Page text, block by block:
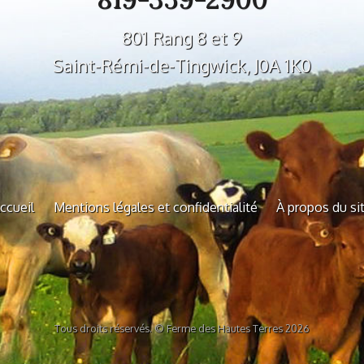
801 Rang 8 et 9
Saint-Rémi-de-Tingwick, J0A 1K0
Mentions légales et confidentialité À propos du
Tous droits réservés. © Ferme des Hautes Terres 2026